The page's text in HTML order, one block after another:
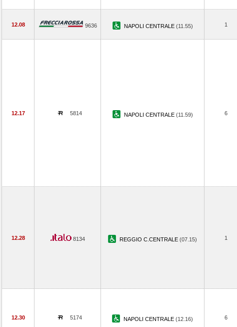
12.08 9636 NAPOLI CENTRALE (11.55) 1
12.17 5814 NAPOLI CENTRALE (11.59) 6
12.28 8134 REGGIO C.CENTRALE (07.15) 1
12.30 5174 NAPOLI CENTRALE (12.16) 6